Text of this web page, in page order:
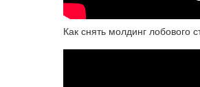
Как снять молдинг лобового